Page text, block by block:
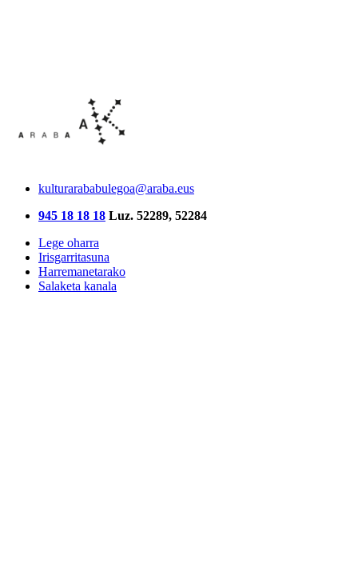
kulturarababulegoa@araba.eus
945 18 18 18 Luz. 52289, 52284
Lege oharra
Irisgarritasuna
Harremanetarako
Salaketa kanala